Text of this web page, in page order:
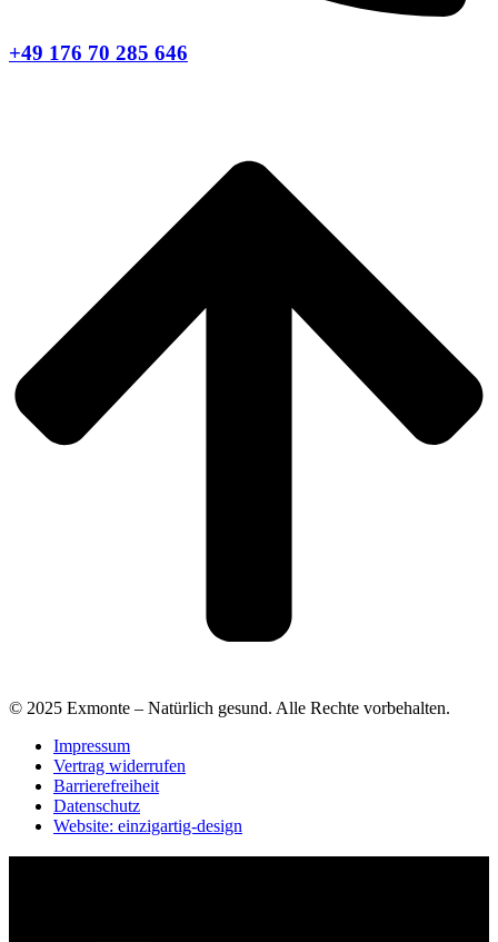
+49 176 70 285 646
© 2025 Exmonte – Natürlich gesund. Alle Rechte vorbehalten.
Impressum
Vertrag widerrufen
Barrierefreiheit
Datenschutz
Website: einzigartig-design